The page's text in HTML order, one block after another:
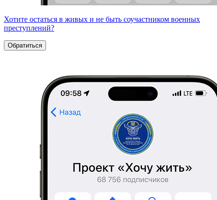
Хотите остаться в живых и не быть соучастником военных
преступлений?
Обратиться